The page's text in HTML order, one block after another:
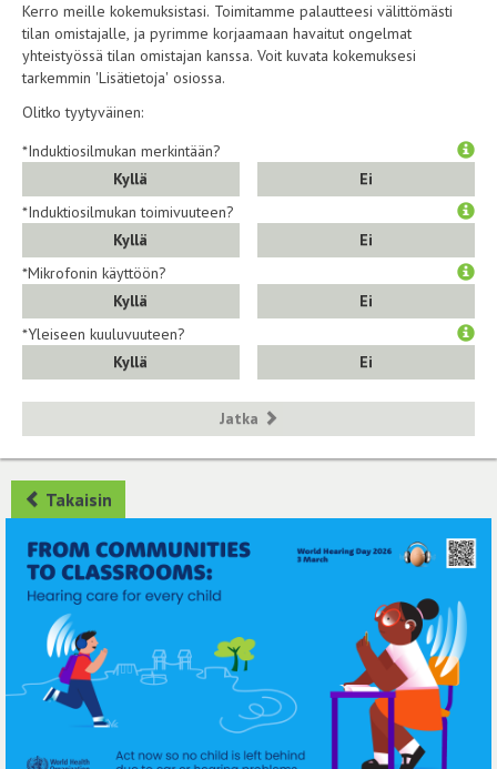
Kerro meille kokemuksistasi. Toimitamme palautteesi välittömästi
tilan omistajalle, ja pyrimme korjaamaan havaitut ongelmat
yhteistyössä tilan omistajan kanssa. Voit kuvata kokemuksesi
tarkemmin 'Lisätietoja' osiossa.
Olitko tyytyväinen:
*Induktiosilmukan merkintään?
Kyllä
Ei
*Induktiosilmukan toimivuuteen?
Kyllä
Ei
*Mikrofonin käyttöön?
Kyllä
Ei
*Yleiseen kuuluvuuteen?
Kyllä
Ei
Jatka
Takaisin